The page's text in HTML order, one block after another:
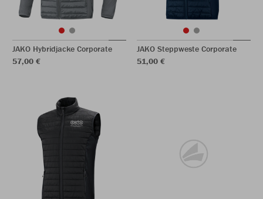
JAKO Hybridjacke Corporate
57,00 €
JAKO Steppweste Corporate
51,00 €